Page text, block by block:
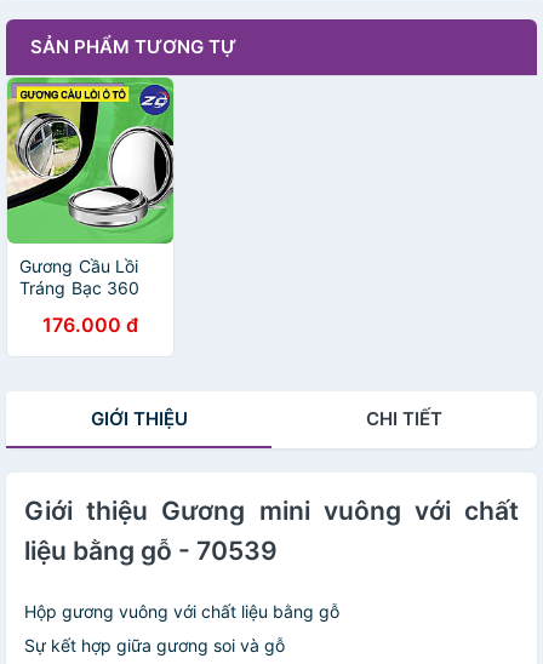
SẢN PHẨM TƯƠNG TỰ
Gương Cầu Lồi
Tráng Bạc 360
Hiệu Quả để Xóa
Bỏ Điểm Mù Trên
176.000 đ
GIỚI THIỆU CHI TIẾT
Giới thiệu Gương mini vuông với chất
liệu bằng gỗ - 70539
Hộp gương vuông với chất liệu bằng gỗ
Sự kết hợp giữa gương soi và gỗ